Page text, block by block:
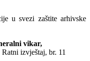
u svezi zaštite arhivske
vikar,
izvještaj, br. 11